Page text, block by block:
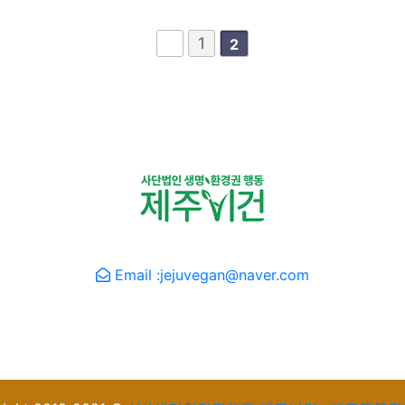
1 2
Email :jejuvegan@naver.com